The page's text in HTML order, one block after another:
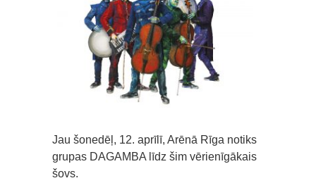
Jau šonedēļ, 12. aprīlī, Arēnā Rīga notiks
grupas DAGAMBA līdz šim vērienīgākais
šovs.